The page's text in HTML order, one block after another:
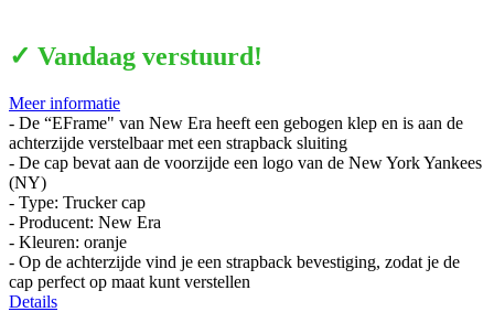
✓ Vandaag verstuurd!
Meer informatie
- De “EFrame" van New Era heeft een gebogen klep en is aan de
achterzijde verstelbaar met een strapback sluiting
- De cap bevat aan de voorzijde een logo van de New York Yankees
(NY)
- Type: Trucker cap
- Producent: New Era
- Kleuren: oranje
- Op de achterzijde vind je een strapback bevestiging, zodat je de
cap perfect op maat kunt verstellen
Details